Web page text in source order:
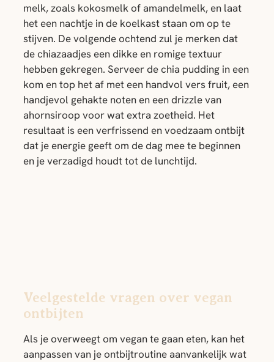
melk, zoals kokosmelk of amandelmelk, en laat
het een nachtje in de koelkast staan om op te
stijven. De volgende ochtend zul je merken dat
de chiazaadjes een dikke en romige textuur
hebben gekregen. Serveer de chia pudding in een
kom en top het af met een handvol vers fruit, een
handjevol gehakte noten en een drizzle van
ahornsiroop voor wat extra zoetheid. Het
resultaat is een verfrissend en voedzaam ontbijt
dat je energie geeft om de dag mee te beginnen
en je verzadigd houdt tot de lunchtijd.
Veelgestelde vragen over vegan
ontbijten
Als je overweegt om vegan te gaan eten, kan het
aanpassen van je ontbijtroutine aanvankelijk wat